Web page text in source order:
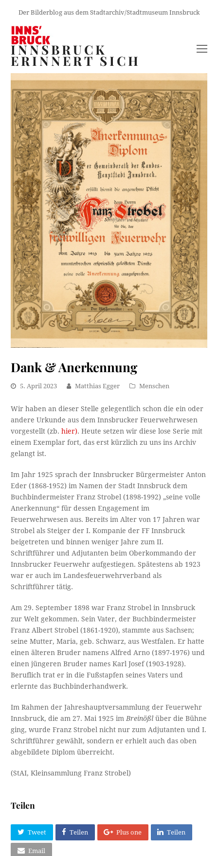
Der Bilderblog aus dem Stadtarchiv/Stadtmuseum Innsbruck
INNSBRUCK
ERINNERT SICH
Dank & Anerkennung
5. April 2023 Matthias Egger Menschen
Wir haben an dieser Stelle gelegentlich schon die ein oder
andere Urkunde aus dem Innsbrucker Feuerwehrwesen
vorgestellt (zb.hier). Heute setzen wir diese lose Serie mit
einem Exemplar fort, das erst kürzlich zu uns ins Archiv
gelangt ist.
Im Jahr 1925 sprach der Innsbrucker Bürgermeister Anton
Eder (1868-1952) im Namen der Stadt Innsbruck dem
Buchbindermeister Franz Strobel (1898-1992) „seine volle
Anerkennung“ für dessen Engagement im
Feuerwehrwesen aus. Bereits im Alter von 17 Jahren war
Strobel als Steiger der I. Kompanie der FF Innsbruck
beigetreten und binnen weniger Jahre zum II.
Schriftführer und Adjutanten beim Oberkommando der
Innsbrucker Feuerwehr aufgestiegen. Spätestens ab 1923
war er auch im Landesfeuerwehrverband als
Schriftführer tätig.
Am 29. September 1898 war Franz Strobel in Innsbruck
zur Welt gekommen. Sein Vater, der Buchbindermeister
Franz Albert Strobel (1861-1920), stammte aus Sachsen;
seine Mutter, Maria, geb. Schwarz, aus Westfalen. Er hatte
einen älteren Bruder namens Alfred Arno (1897-1976) und
einen jüngeren Bruder names Karl Josef (1903-1928).
Beruflich trat er in die Fußstapfen seines Vaters und
erlernte das Buchbinderhandwerk.
Im Rahmen der Jahreshauptversammlung der Feuerwehr
Innsbruck, die am 27. Mai 1925 im Breinößl über die Bühne
ging, wurde Franz Strobel nicht nur zum Adjutanten und I.
Schriftführer gewählt, sondern er erhielt auch das oben
abgebildete Diplom überreicht.
(StAI, Kleinsammlung Franz Strobel)
Teilen
Tweet Teilen Plus one Teilen
Email